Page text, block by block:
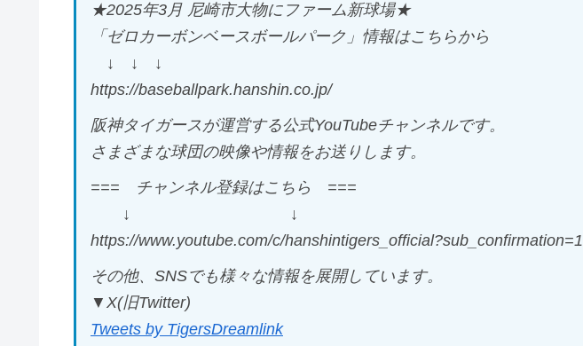
★2025年3月 尼崎市大物にファーム新球場★
「ゼロカーボンベースボールパーク」情報はこちらから
↓ ↓ ↓
https://baseballpark.hanshin.co.jp/
阪神タイガースが運営する公式YouTubeチャンネルです。
さまざまな球団の映像や情報をお送りします。
=== チャンネル登録はこちら ===
↓ ↓
https://www.youtube.com/c/hanshintigers_official?sub_confirmation=1
その他、SNSでも様々な情報を展開しています。
▼X(旧Twitter)
Tweets by TigersDreamlink